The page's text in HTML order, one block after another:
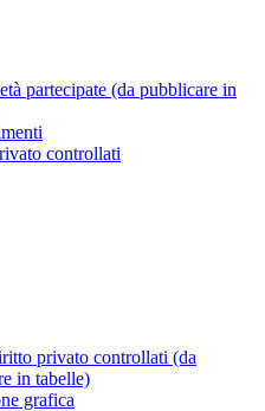
partecipate (da pubblicare in
controllati
privato controllati (da
in tabelle)
grafica